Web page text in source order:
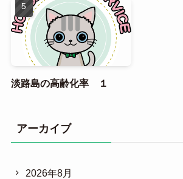
淡路島の高齢化率 １
アーカイブ
2026年8月